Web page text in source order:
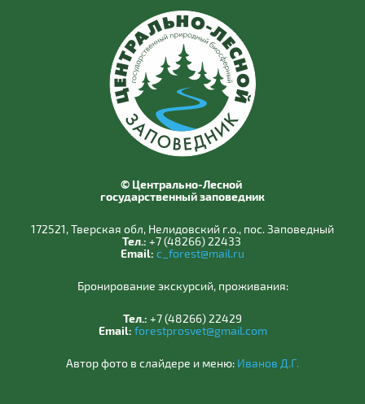
© Центрально-Лесной
государственный заповедник
172521, Тверская обл, Нелидовский г.о., пос. Заповедный
Тел.: +7 (48266) 22433
Email: c_forest@mail.ru
Бронирование экскурсий, проживания:
Тел.: +7 (48266) 22429
Email: forestprosvet@gmail.com
Автор фото в слайдере и меню: Иванов Д.Г.